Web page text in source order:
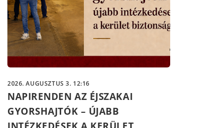
2026. AUGUSZTUS 3. 12:16
NAPIRENDEN AZ ÉJSZAKAI
GYORSHAJTÓK – ÚJABB